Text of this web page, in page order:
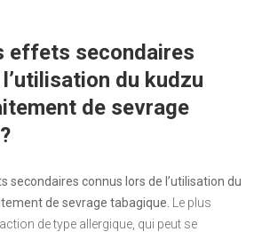
effets secondaires
du kudzu
de sevrage
secondaires connus lors de l’utilisation du
de sevrage tabagique.
Le plus
de type allergique, qui peut se